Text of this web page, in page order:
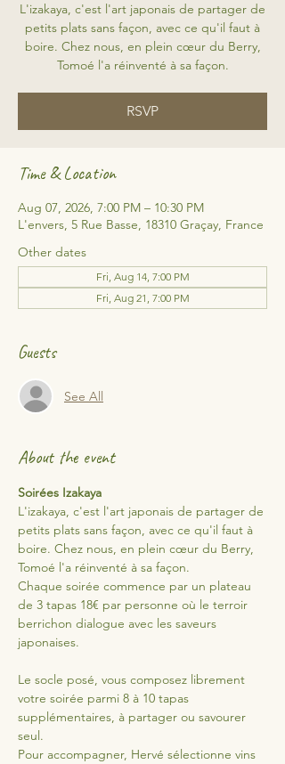
L'izakaya, c'est l'art japonais de partager de
petits plats sans façon, avec ce qu'il faut à
boire. Chez nous, en plein cœur du Berry,
Tomoé l'a réinventé à sa façon.
RSVP
Time & Location
Aug 07, 2026, 7:00 PM – 10:30 PM
L'envers, 5 Rue Basse, 18310 Graçay, France
Other dates
Fri, Aug 14, 7:00 PM
Fri, Aug 21, 7:00 PM
Guests
See All
About the event
Soirées Izakaya
L'izakaya, c'est l'art japonais de partager de
petits plats sans façon, avec ce qu'il faut à
boire. Chez nous, en plein cœur du Berry,
Tomoé l'a réinventé à sa façon.
Chaque soirée commence par un plateau
de 3 tapas 18€ par personne où le terroir
berrichon dialogue avec les saveurs
japonaises.
Le socle posé, vous composez librement
votre soirée parmi 8 à 10 tapas
supplémentaires, à partager ou savourer
seul.
Pour accompagner, Hervé sélectionne vins